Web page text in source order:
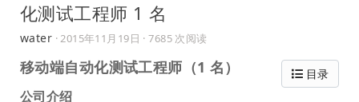
化测试工程师 1 名
water ·2015年11月19日 · 7685 次阅读
目录
移动端自动化测试工程师（1 名）
公司介绍